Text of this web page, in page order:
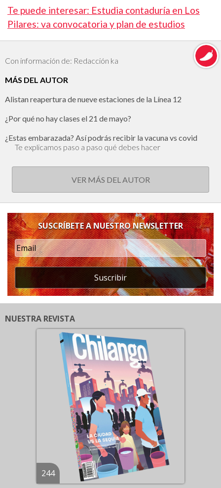
Te puede interesar: Estudia contaduría en Los
Pilares: va convocatoria y plan de estudios
Con información de: Redacción ka
MÁS DEL AUTOR
Alistan reapertura de nueve estaciones de la Línea 12
¿Por qué no hay clases el 21 de mayo?
¿Estas embarazada? Así podrás recibir la vacuna vs covid
Te explicamos paso a paso qué debes hacer
VER MÁS DEL AUTOR
SUSCRÍBETE A NUESTRO NEWSLETTER
Suscribir
NUESTRA REVISTA
244